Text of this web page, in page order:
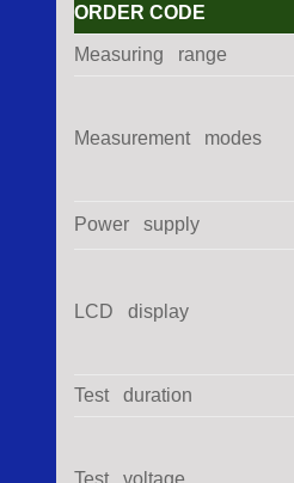
ORDER CODE
Measuring range
Measurement modes
Power supply
LCD display
Test duration
Test voltage